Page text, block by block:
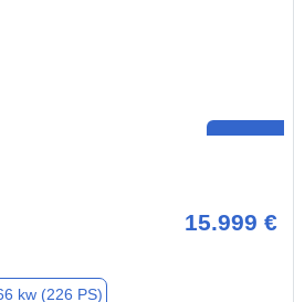
15.999 €
kw (226 PS)